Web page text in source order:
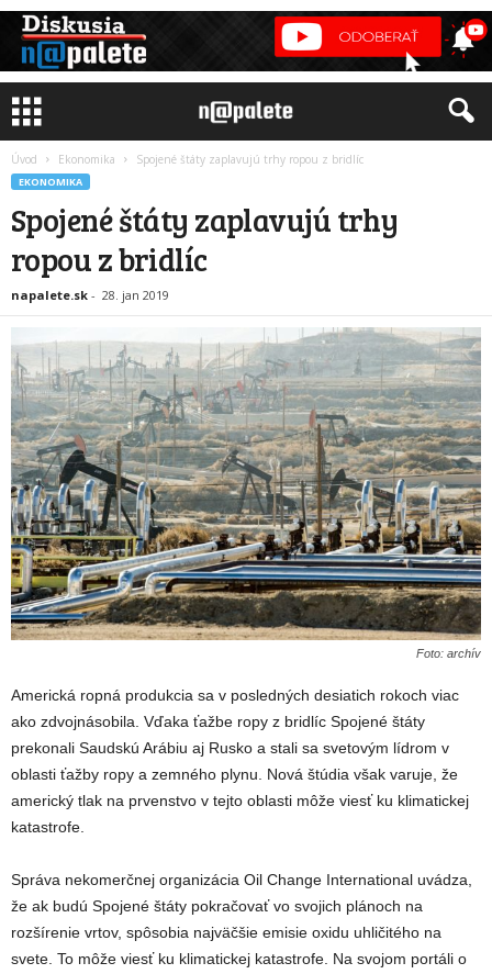
Úvod Ekonomika Spojené štáty zaplavujú trhy ropou z bridlíc
EKONOMIKA
Spojené štáty zaplavujú trhy
ropou z bridlíc
napalete.sk - 28. jan 2019
Foto: archív
Americká ropná produkcia sa v posledných desiatich rokoch viac
ako zdvojnásobila. Vďaka ťažbe ropy z bridlíc Spojené štáty
prekonali Saudskú Arábiu aj Rusko a stali sa svetovým lídrom v
oblasti ťažby ropy a zemného plynu. Nová štúdia však varuje, že
americký tlak na prvenstvo v tejto oblasti môže viesť ku klimatickej
katastrofe.
Správa nekomerčnej organizácia Oil Change International uvádza,
že ak budú Spojené štáty pokračovať vo svojich plánoch na
rozšírenie vrtov, spôsobia najväčšie emisie oxidu uhličitého na
svete. To môže viesť ku klimatickej katastrofe. Na svojom portáli o